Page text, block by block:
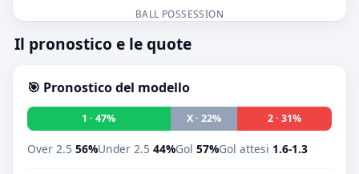
BALL POSSESSION
Il pronostico e le quote
🎯 Pronostico del modello
1 · 47% X · 22% 2 · 31%
Over 2.5 56%Under 2.5 44%Gol 57%Gol attesi 1.6-1.3